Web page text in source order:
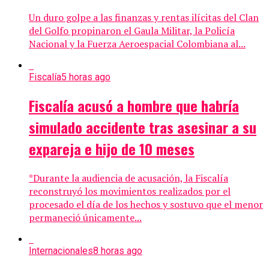
Un duro golpe a las finanzas y rentas ilícitas del Clan
del Golfo propinaron el Gaula Militar, la Policía
Nacional y la Fuerza Aeroespacial Colombiana al...
Fiscalía5 horas ago
Fiscalía acusó a hombre que habría
simulado accidente tras asesinar a su
expareja e hijo de 10 meses
*Durante la audiencia de acusación, la Fiscalía
reconstruyó los movimientos realizados por el
procesado el día de los hechos y sostuvo que el menor
permaneció únicamente...
Internacionales8 horas ago